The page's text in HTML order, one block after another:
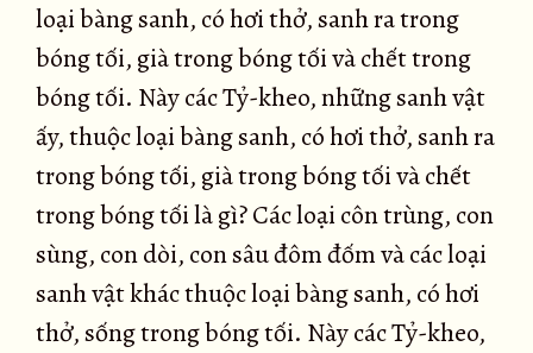
loại bàng sanh, có hơi thở, sanh ra trong
bóng tối, già trong bóng tối và chết trong
bóng tối. Này các Tỷ-kheo, những sanh vật
ấy, thuộc loại bàng sanh, có hơi thở, sanh ra
trong bóng tối, già trong bóng tối và chết
trong bóng tối là gì? Các loại côn trùng, con
sùng, con dòi, con sâu đôm đốm và các loại
sanh vật khác thuộc loại bàng sanh, có hơi
thở, sống trong bóng tối. Này các Tỷ-kheo,